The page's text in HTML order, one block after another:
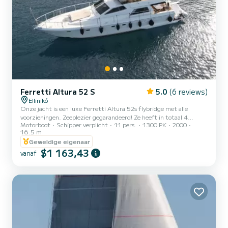
Ferretti Altura 52 S 5.0 (6 reviews)
Ellinikó
Onze jacht is een luxe Ferretti Altura 52s flybridge met alle
voorzieningen. Zeeplezier gegarandeerd! Ze heeft in totaal 4
hutten en 3 badkamers en kan gemakkelijk 6 personen plus 2
bemanningsleden herbergen. Het is volledig opgeknapt in 2022.
Ook heeft het een tender Zodiac 3,8m met een 30pk motor. De
ligging van de jachthaven (Agios kosmas Alimos) is een ideale
uitvalsbasis om de prachtige Saronische eilanden (Aegina, Poros,
maa...
Motorboot Schipper verplicht 11 pers. 1300 PK
2000
16.5 m
Geweldige eigenaar
vanaf $1 163,43